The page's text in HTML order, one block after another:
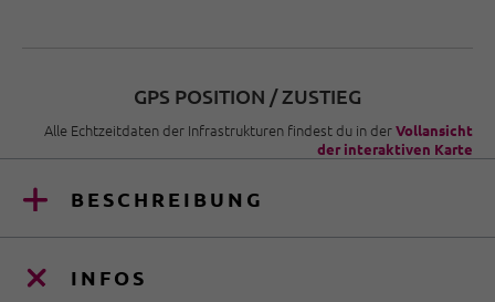
GPS POSITION / ZUSTIEG
Alle Echtzeitdaten der Infrastrukturen findest du in derVollansicht
der interaktiven Karte
BESCHREIBUNG
INFOS